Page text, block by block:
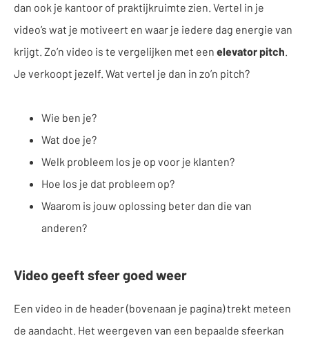
dan ook je kantoor of praktijkruimte zien. Vertel in je
video’s wat je motiveert en waar je iedere dag energie van
krijgt. Zo’n video is te vergelijken met een elevator pitch.
Je verkoopt jezelf. Wat vertel je dan in zo’n pitch?
Wie ben je?
Wat doe je?
Welk probleem los je op voor je klanten?
Hoe los je dat probleem op?
Waarom is jouw oplossing beter dan die van
anderen?
Video geeft sfeer goed weer
Een video in de header (bovenaan je pagina) trekt meteen
de aandacht. Het weergeven van een bepaalde sfeerkan